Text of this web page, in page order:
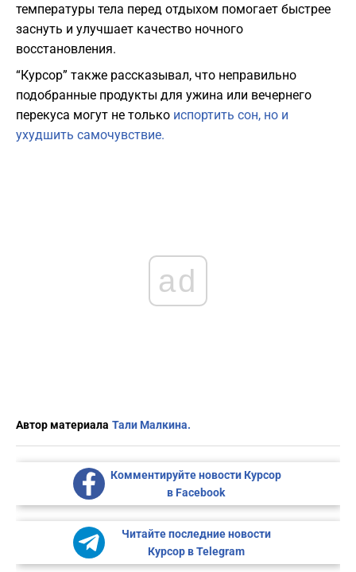
температуры тела перед отдыхом помогает быстрее
заснуть и улучшает качество ночного
восстановления.
“Курсор” также рассказывал, что неправильно
подобранные продукты для ужина или вечернего
перекуса могут не только испортить сон, но и
ухудшить самочувствие.
ad
Автор материала Тали Малкина.
Комментируйте новости Курсор
в Facebook
Читайте последние новости
Курсор в Telegram